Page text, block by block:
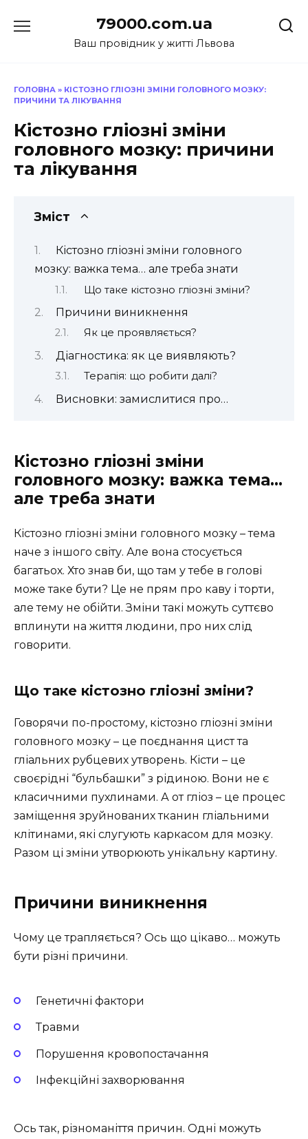
до
79000.com.ua
Ваш провідник у житті Львова
ГОЛОВНА » КІСТОЗНО ГЛІОЗНІ ЗМІНИ ГОЛОВНОГО МОЗКУ:
ПРИЧИНИ ТА ЛІКУВАННЯ
Кістозно гліозні зміни
головного мозку: причини
та лікування
Зміст
Кістозно гліозні зміни головного
мозку: важка тема… але треба знати
Що таке кістозно гліозні зміни?
Причини виникнення
Як це проявляється?
Діагностика: як це виявляють?
Терапія: що робити далі?
Висновки: замислитися про…
Кістозно гліозні зміни
головного мозку: важка тема…
але треба знати
Кістозно гліозні зміни головного мозку – тема
наче з іншого світу. Але вона стосується
багатьох. Хто знав би, що там у тебе в голові
може таке бути? Це не прям про каву і торти,
але тему не обійти. Зміни такі можуть суттєво
вплинути на життя людини, про них слід
говорити.
Що таке кістозно гліозні зміни?
Говорячи по-простому, кістозно гліозні зміни
головного мозку – це поєднання цист та
гліальних рубцевих утворень. Кісти – це
своєрідні “бульбашки” з рідиною. Вони не є
класичними пухлинами. А от гліоз – це процес
заміщення зруйнованих тканин гліальними
клітинами, які слугують каркасом для мозку.
Разом ці зміни утворюють унікальну картину.
Причини виникнення
Чому це трапляється? Ось що цікаво… можуть
бути різні причини.
Генетичні фактори
Травми
Порушення кровопостачання
Інфекційні захворювання
Ось так, різноманіття причин. Одні можуть